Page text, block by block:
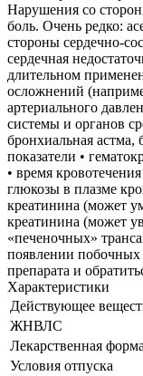
Нарушения со
боль. Очень редко:
стороны сердечно-
сердечная
длительном
осложнений
артериального
системы и органов
бронхиальная
показатели •
• время
глюкозы в плазме
креатинина (может
креатинина (может
«печеночных»
появлении побочных
препарата и
Характеристики
Действующее
ЖНВЛС
Лекарственная форма
Условия отпуска